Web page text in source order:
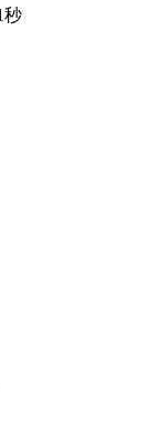
秒